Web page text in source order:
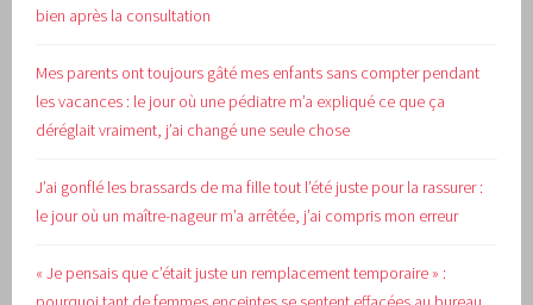
bien après la consultation
Mes parents ont toujours gâté mes enfants sans compter pendant
les vacances : le jour où une pédiatre m’a expliqué ce que ça
déréglait vraiment, j’ai changé une seule chose
J’ai gonflé les brassards de ma fille tout l’été juste pour la rassurer :
le jour où un maître-nageur m’a arrêtée, j’ai compris mon erreur
« Je pensais que c’était juste un remplacement temporaire » :